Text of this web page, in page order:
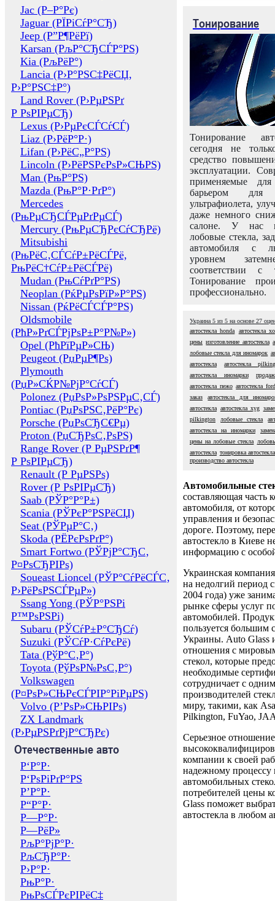
Jac (Р–Р°Рє)
Jaguar (РЇРіСѓР°СЂ)
Jeep (Р”Р¶РёРї)
Karsan (РљР°СЂСЃР°РЅ)
Kia (РљРёР°)
Lancia (Р›Р°РЅС‡РёСЏ,
Р›Р°РЅС‡Р°)
Land Rover (Р›РµРЅРґ
Р РѕРІРµСЂ)
Lexus (Р›РµРєСЃСѓСЃ)
Liaz (Р›РёР°Р·)
Lifan (Р›РёС„Р°РЅ)
Lincoln (Р›РёРЅРєРѕР»СЊРЅ)
Man (РњР°РЅ)
Mazda (РњР°Р·РґР°)
Mercedes
(РњРµСЂСЃРµРґРµСЃ)
Mercury (РњРµСЂРєСѓСЂРё)
Mitsubishi
(РњРёС‚СЃСѓР±РёСЃРё,
РњРёС†СѓР±РёСЃРё)
Mudan (РњСѓРґР°РЅ)
Neoplan (РќРµРѕРїР»Р°РЅ)
Nissan (РќРёСЃСЃР°РЅ)
Oldsmobile
(РћР»РґСЃРјРѕР±Р°Р№Р»)
Opel (РћРїРµР»СЊ)
Peugeot (РџРµР¶Рѕ)
Plymouth
(РџР»СЌР№РјР°СѓСЃ)
Polonez (РџРѕР»РѕРЅРµС‚СЃ)
Pontiac (РџРѕРЅС‚РёР°Рє)
Porsche (РџРѕСЂС€Рµ)
Proton (РџСЂРѕС‚РѕРЅ)
Range Rover (Р РµРЅРґР¶
Р РѕРІРµСЂ)
Renault (Р РµРЅРѕ)
Rover (Р РѕРІРµСЂ)
Saab (РЎР°Р°Р±)
Scania (РЎРєР°РЅРёСЏ)
Seat (РЎРµР°С‚)
Skoda (РЁРєРѕРґР°)
Smart Fortwo (РЎРјР°СЂС‚
Р¤РѕСЂРІРѕ)
Soueast Lioncel (РЎР°СѓРёСЃС‚
Р›РёРѕРЅСЃРµР»)
Ssang Yong (РЎР°РЅРі
Р™РѕРЅРі)
Subaru (РЎСѓР±Р°СЂСѓ)
Suzuki (РЎСѓР·СѓРєРё)
Tata (РўР°С‚Р°)
Toyota (РўРѕР№РѕС‚Р°)
Volkswagen
(Р¤РѕР»СЊРєСЃРІР°РіРµРЅ)
Volvo (Р’РѕР»СЊРІРѕ)
ZX Landmark
(Р›РµРЅРґРјР°СЂРє)
Отечественные авто
Р‘Р°Р·
Р‘РѕРіРґР°РЅ
Р’Р°Р·
Р“Р°Р·
Р—Р°Р·
Р—РёР»
РљР°РјР°Р·
РљСЂР°Р·
Р›Р°Р·
РњР°Р·
РњРѕСЃРєРІРёС‡
Тонирование
Тонирование
сегодня не
средство
эксплуатации.
применяемые
барьером для
ультрафиолета,
даже немного
салоне. У нас
лобовые стекла,
автомобиля с
уровнем
соответствии с
Тонирование
профессионально.
Украина 5 из 5 на основе 27
автостекла honda
автостекла
цены изготовление автостекла
лобовые стекла для иномарок
автостекла
автостекла
автостекла иномарки
автостекла пежо автостекла ford
заказ
автостекла для
автостекла автостекла xyg
pilkington
лобовые стекла
автостекла на иномарки
цены на лобовые стекла
автостекла тонировка автостекла
производство автостекла
Автомобильные
составляющая часть
автомобиля, от
управления и
дороге. Поэтому,
автостекло в Киеве
информацию с
Украинская
на недолгий период
2004 года) уже
рынке сферы услуг
автомобилей.
пользуется большим
Украины. Auto Glass
отношения с
стекол, которые
необходимые
сотрудничает с
производителей
миру, такими, как
Pilkington, FuYao,
Серьезное отношение
компании к своей
надежному процессу
автомобильных
потребителей цены
Glass поможет
автостекла в любом